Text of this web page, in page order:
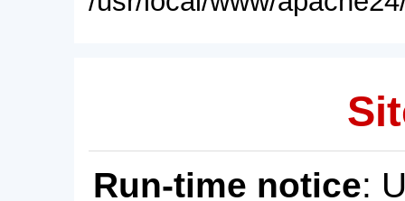
Run-time notice: